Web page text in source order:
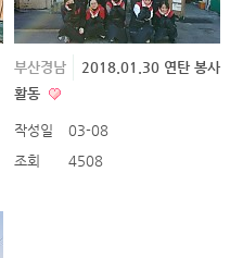
부산경남
2018.01.30 연탄 봉사
활동
작성일
03-08
조회
4508